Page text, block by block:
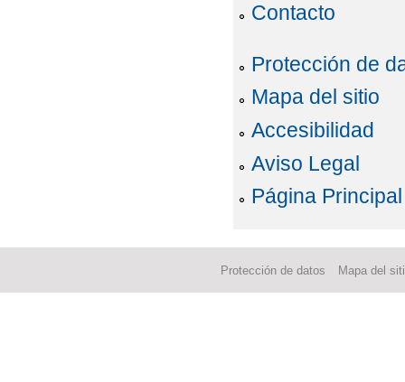
Contacto
Protección de
Mapa del sitio
Accesibilidad
Aviso Legal
Página Principal
Protección de datos Mapa del